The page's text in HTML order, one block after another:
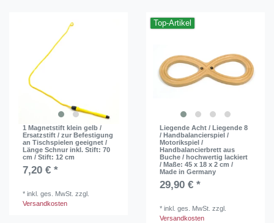
1 Magnetstift klein gelb /
Ersatzstift / zur Befestigung
an Tischspielen geeignet /
Länge Schnur inkl. Stift: 70
cm / Stift: 12 cm
7,20 € *
*inkl. ges. MwSt. zzgl.
Versandkosten
Top-Artikel
Liegende Acht / Liegende 8
/ Handbalancierspiel /
Motorikspiel /
Handbalancierbrett aus
Buche / hochwertig lackiert
/ Maße: 45 x 18 x 2 cm /
Made in Germany
29,90 € *
*inkl. ges. MwSt. zzgl.
Versandkosten